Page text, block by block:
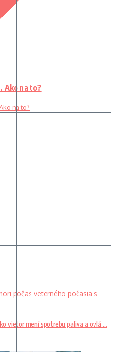
Ako na to?
vietor mení spotrebu paliva a ovlá ...